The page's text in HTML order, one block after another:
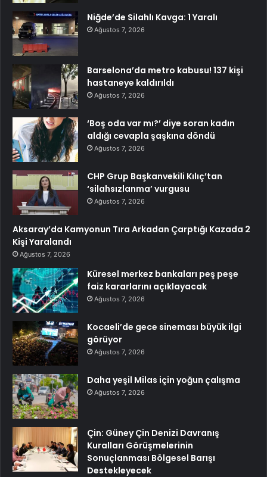
Niğde’de Silahlı Kavga: 1 Yaralı
Ağustos 7, 2026
Barselona’da metro kabusu! 137 kişi
hastaneye kaldırıldı
Ağustos 7, 2026
‘Boş oda var mı?’ diye soran kadın
aldığı cevapla şaşkına döndü
Ağustos 7, 2026
CHP Grup Başkanvekili Kılıç’tan
‘silahsızlanma’ vurgusu
Ağustos 7, 2026
Aksaray’da Kamyonun Tıra Arkadan Çarptığı Kazada 2
Kişi Yaralandı
Ağustos 7, 2026
Küresel merkez bankaları peş peşe
faiz kararlarını açıklayacak
Ağustos 7, 2026
Kocaeli’de gece sineması büyük ilgi
görüyor
Ağustos 7, 2026
Daha yeşil Milas için yoğun çalışma
Ağustos 7, 2026
Çin: Güney Çin Denizi Davranış
Kuralları Görüşmelerinin
Sonuçlanması Bölgesel Barışı
Destekleyecek